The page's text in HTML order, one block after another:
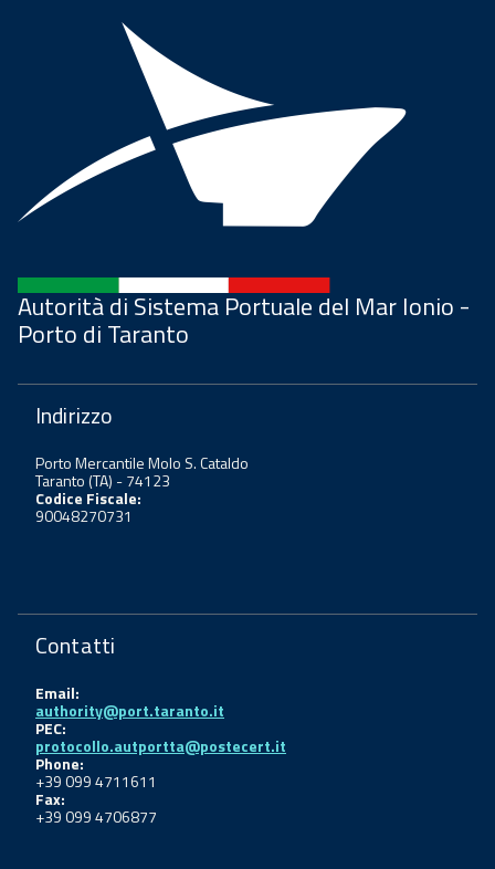
Autorità di Sistema Portuale del Mar Ionio -
Porto di Taranto
Indirizzo
Porto Mercantile Molo S. Cataldo
Taranto (TA) - 74123
Codice Fiscale:
90048270731
Contatti
Email:
authority@port.taranto.it
PEC:
protocollo.autportta@postecert.it
Phone:
+39 099 4711611
Fax:
+39 099 4706877